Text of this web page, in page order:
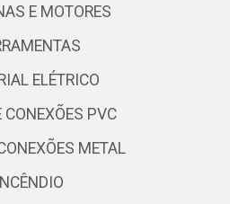
E MOTORES
ELÉTRICO
CONEXÕES PVC
METAL